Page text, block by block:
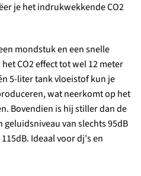
je het indrukwekkende CO2
mondstuk en een snelle
CO2 effect tot wel 12 meter
5-liter tank vloeistof kun je
wat neerkomt op het
Bovendien is hij stiller dan de
van slechts 95dB
Ideaal voor dj's en